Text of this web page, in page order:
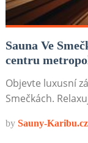
Sauna Ve
centru
Objevte luxusní
Smečkách.
by Sauny-Karibu.cz